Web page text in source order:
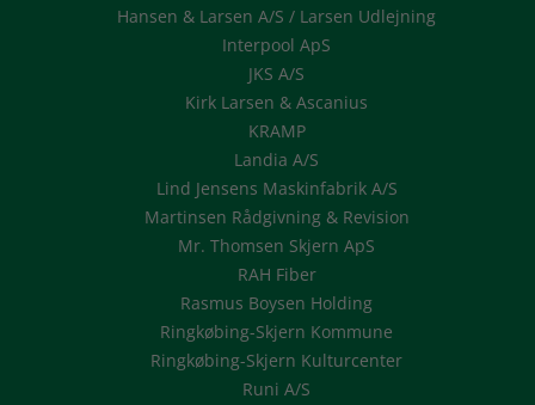
Hansen & Larsen A/S / Larsen Udlejning
Interpool ApS
JKS A/S
Kirk Larsen & Ascanius
KRAMP
Landia A/S
Lind Jensens Maskinfabrik A/S
Martinsen Rådgivning & Revision
Mr. Thomsen Skjern ApS
RAH Fiber
Rasmus Boysen Holding
Ringkøbing-Skjern Kommune
Ringkøbing-Skjern Kulturcenter
Runi A/S